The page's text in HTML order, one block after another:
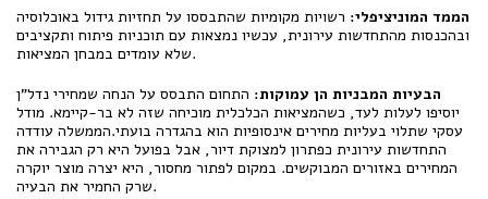
הממד המוניציפלי: רשויות מקומיות שהתבססו על תחזיות גידול באוכלוסיה
ובהכנסות מהתחדשות עירונית, עכשיו נמצאות עם תוכניות פיתוח ותקציבים
שלא עומדים במבחן המציאות.
הבעיות המבניות הן עמוקות: התחום התבסס על הנחה שמחירי נדל"ן
יוסיפו לעלות לעד, כשהמציאות הכלכלית מוכיחה שזה לא בר-קיימא. מודל
עסקי שתלוי בעליות מחירים אינסופיות הוא בהגדרה בועתי.הממשלה עודדה
התחדשות עירונית כפתרון למצוקת דיור, אבל בפועל היא רק הגבירה את
המחירים באזורים המבוקשים. במקום לפתור מחסור, היא יצרה מוצר יוקרה
שרק החמיר את הבעיה.